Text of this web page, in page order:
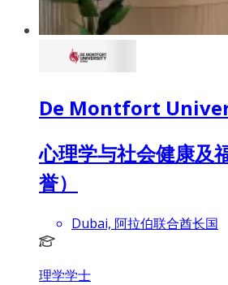
De Montfort
心理学与社会健康及
誉）
Dubai, 阿拉伯联合酋长国
理学学士